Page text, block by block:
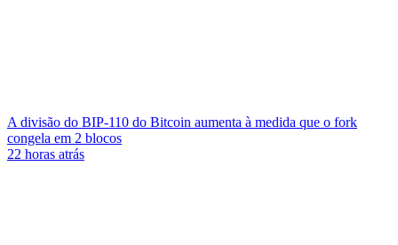
A divisão do BIP-110 do Bitcoin aumenta à medida que o fork
congela em 2 blocos
22 horas atrás